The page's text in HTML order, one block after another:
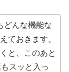
どんな機能な
ておきます。
と、このあと
スッと入っ